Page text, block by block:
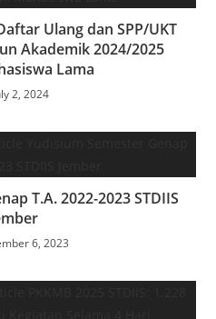
Ulang dan SPP/UKT
Akademik 2024/2025
Lama
2, 2024
T.A. 2022-2023 STDIIS
6, 2023